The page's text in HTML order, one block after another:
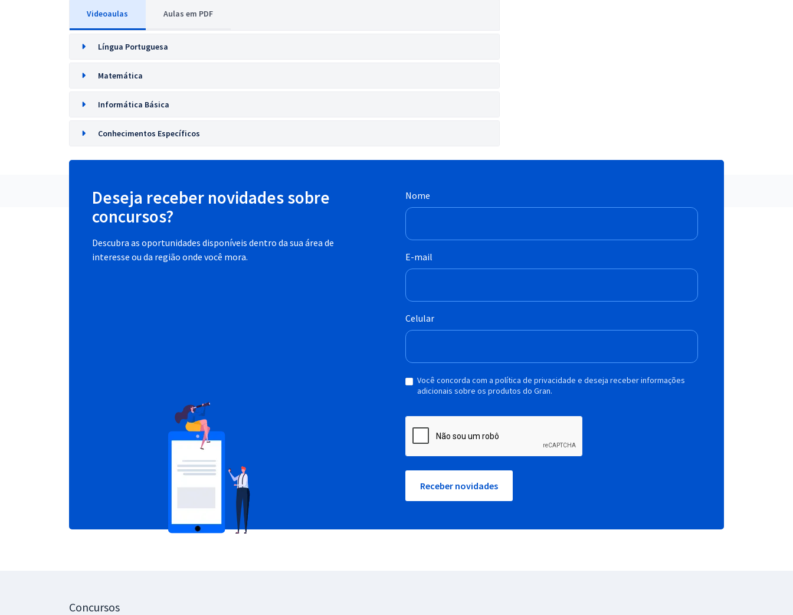
Videoaulas Aulas em PDF
Língua Portuguesa
Matemática
Informática Básica
Conhecimentos Específicos
Deseja receber novidades sobre
concursos?
Descubra as oportunidades disponíveis dentro da sua área de
interesse ou da região onde você mora.
Nome
E-mail
Celular
Você concorda com a política de privacidade e deseja receber informações
adicionais sobre os produtos do Gran.
Receber novidades
Concursos